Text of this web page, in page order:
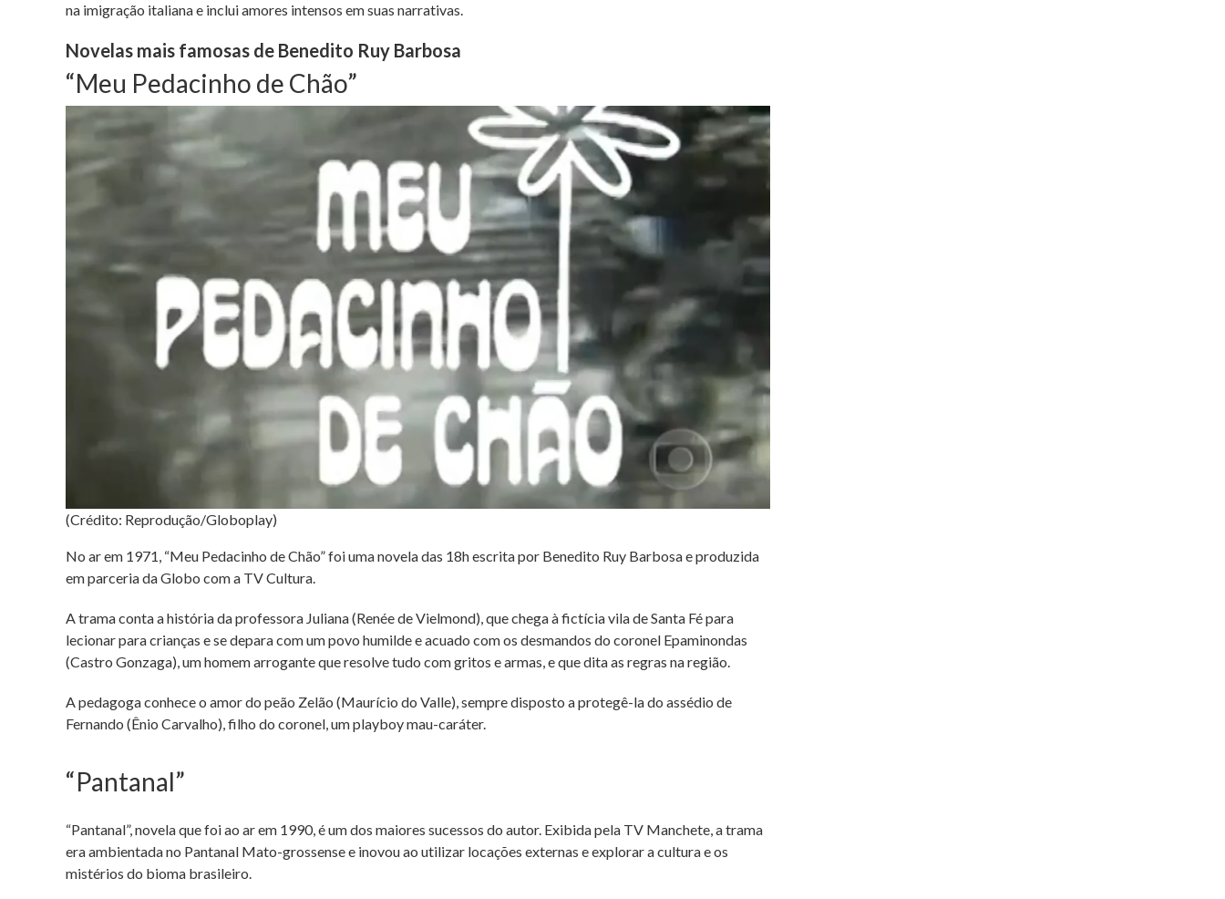
na imigração italiana e inclui amores intensos em suas narrativas.
Novelas mais famosas de Benedito Ruy Barbosa
“Meu Pedacinho de Chão”
(Crédito: Reprodução/Globoplay)
No ar em 1971, “Meu Pedacinho de Chão” foi uma novela das 18h escrita por Benedito Ruy Barbosa e produzida
em parceria da Globo com a TV Cultura.
A trama conta a história da professora Juliana (Renée de Vielmond), que chega à fictícia vila de Santa Fé para
lecionar para crianças e se depara com um povo humilde e acuado com os desmandos do coronel Epaminondas
(Castro Gonzaga), um homem arrogante que resolve tudo com gritos e armas, e que dita as regras na região.
A pedagoga conhece o amor do peão Zelão (Maurício do Valle), sempre disposto a protegê-la do assédio de
Fernando (Ênio Carvalho), filho do coronel, um playboy mau-caráter.
“Pantanal”
“Pantanal”, novela que foi ao ar em 1990, é um dos maiores sucessos do autor. Exibida pela TV Manchete, a trama
era ambientada no Pantanal Mato-grossense e inovou ao utilizar locações externas e explorar a cultura e os
mistérios do bioma brasileiro.